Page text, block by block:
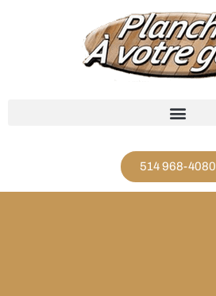
514 968-4080